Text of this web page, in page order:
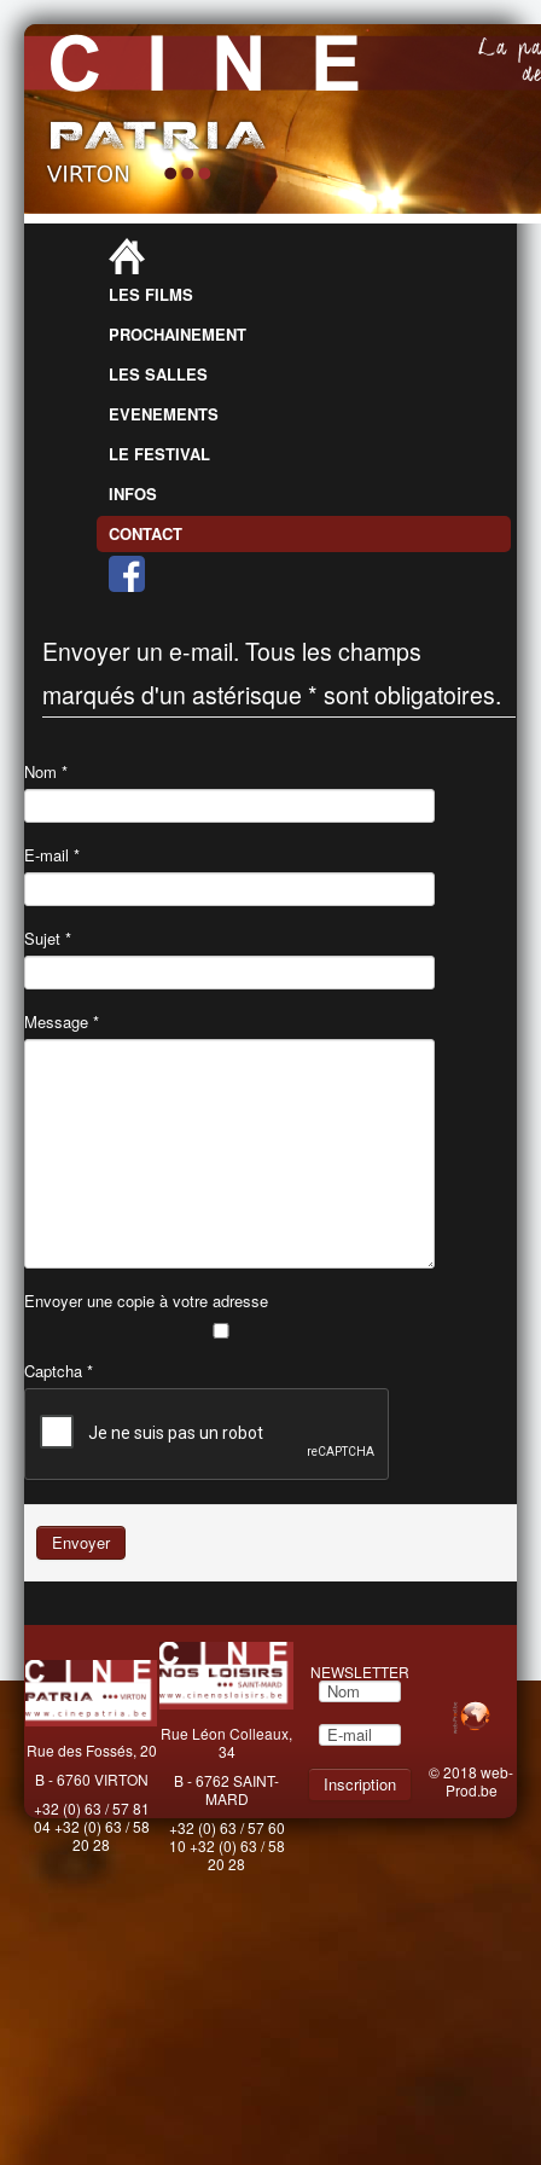
LES FILMS
PROCHAINEMENT
LES SALLES
EVENEMENTS
LE FESTIVAL
INFOS
CONTACT
Envoyer un e-mail. Tous les champs
marqués d'un astérisque * sont obligatoires.
Nom *
E-mail *
Sujet *
Message *
Envoyer une copie à votre adresse
Captcha *
Envoyer
Rue des Fossés, 20
B - 6760 VIRTON
+32 (0) 63 / 57 81
04 +32 (0) 63 / 58
20 28
Rue Léon Colleaux,
34
B - 6762 SAINT-
MARD
+32 (0) 63 / 57 60
10 +32 (0) 63 / 58
20 28
NEWSLETTER
© 2018 web-
Prod.be